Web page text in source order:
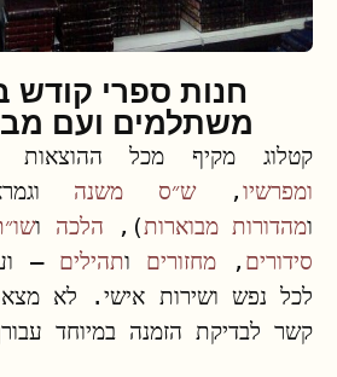
חנות ספרי קודש
משתלמים ועם
קטלוג מקיף מכל ההוצאות
ומפרשיו, ש״ס משנה
ומהדורות מבוארות), הלכהו
סידורים, מחזוריםותהילים–
לכל נפש ושירות אישי. לא
קשר לבדיקת הזמנה במיוחד